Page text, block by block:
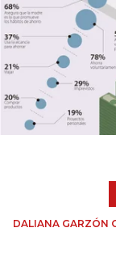
DALIANA GARZÓN